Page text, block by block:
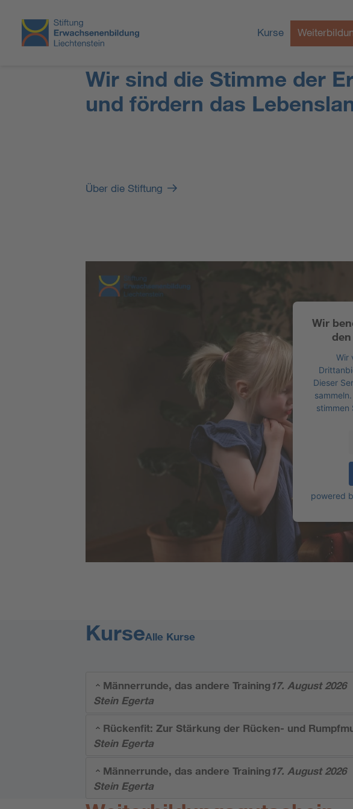
Kurse
Wir sind die Stimme der
und fördern das
Über die Stiftung
Wir
Wir
Dieser
stimmen
powered
KurseAlle Kurse
Männerrunde, das andere Training17. August 2026
Stein Egerta
Rückenfit: Zur Stärkung der Rücken- und
Stein Egerta
Männerrunde, das andere Training17. August 2026
Stein Egerta